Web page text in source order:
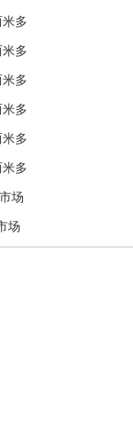
多
多
多
多
多
多
场
场